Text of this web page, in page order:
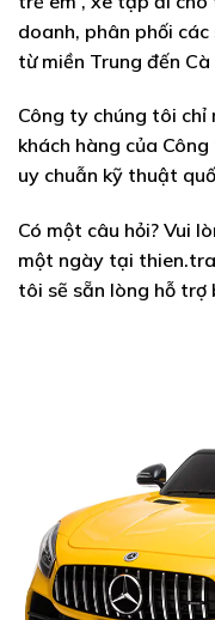
doanh, phân phối
từ miền Trung đến Cà
Công ty chúng tôi chỉ
khách hàng của
uy chuẫn kỹ thuật
Có một câu hỏi? Vui
một ngày tại
tôi sẽ sẵn lòng hỗ trợ